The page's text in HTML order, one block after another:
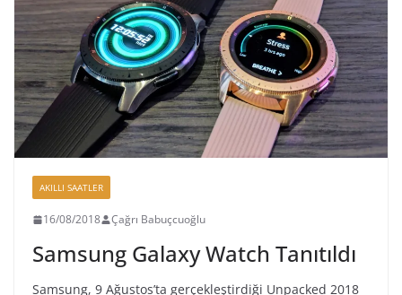
AKILLI SAATLER
16/08/2018 Çağrı Babuçcuoğlu
Samsung Galaxy Watch Tanıtıldı
Samsung, 9 Ağustos’ta gerçekleştirdiği Unpacked 2018